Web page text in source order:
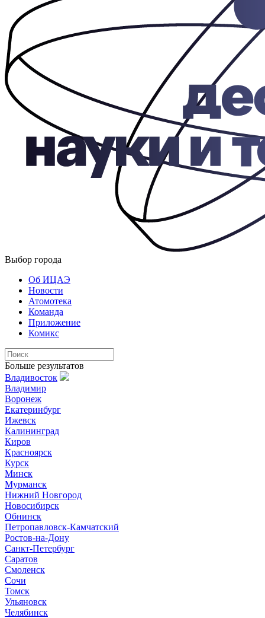
Выбор города
Об ИЦАЭ
Новости
Атомотека
Команда
Приложение
Комикс
Больше результатов
Владивосток
Владимир
Воронеж
Екатеринбург
Ижевск
Калининград
Киров
Красноярск
Курск
Минск
Мурманск
Нижний Новгород
Новосибирск
Обнинск
Петропавловск-Камчатский
Ростов-на-Дону
Санкт-Петербург
Саратов
Смоленск
Сочи
Томск
Ульяновск
Челябинск